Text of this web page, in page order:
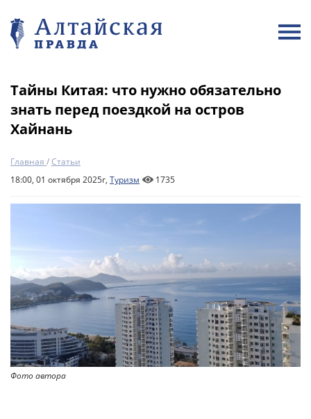
Тайны Китая: что нужно обязательно
знать перед поездкой на остров
Хайнань
Главная /Статьи
18:00, 01 октября 2025г, Туризм 1735
Фото автора